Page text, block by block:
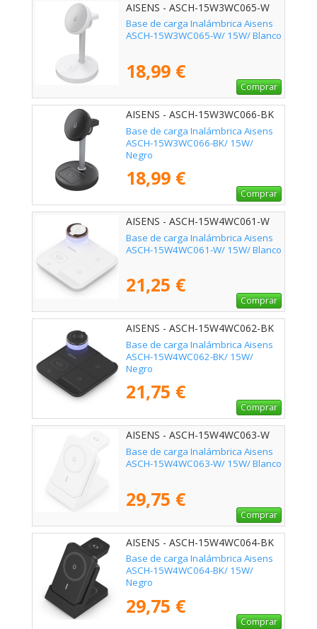
AISENS - ASCH-15W3WC065-W
Base de carga Inalámbrica Aisens
ASCH-15W3WC065-W/ 15W/ Blanco
18,99 €
Comprar
AISENS - ASCH-15W3WC066-BK
Base de carga Inalámbrica Aisens
ASCH-15W3WC066-BK/ 15W/
Negro
18,99 €
Comprar
AISENS - ASCH-15W4WC061-W
Base de carga Inalámbrica Aisens
ASCH-15W4WC061-W/ 15W/ Blanco
21,25 €
Comprar
AISENS - ASCH-15W4WC062-BK
Base de carga Inalámbrica Aisens
ASCH-15W4WC062-BK/ 15W/
Negro
21,75 €
Comprar
AISENS - ASCH-15W4WC063-W
Base de carga Inalámbrica Aisens
ASCH-15W4WC063-W/ 15W/ Blanco
29,75 €
Comprar
AISENS - ASCH-15W4WC064-BK
Base de carga Inalámbrica Aisens
ASCH-15W4WC064-BK/ 15W/
Negro
29,75 €
Comprar